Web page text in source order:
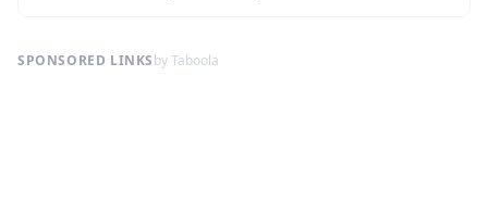
SPONSORED LINKSby Taboola